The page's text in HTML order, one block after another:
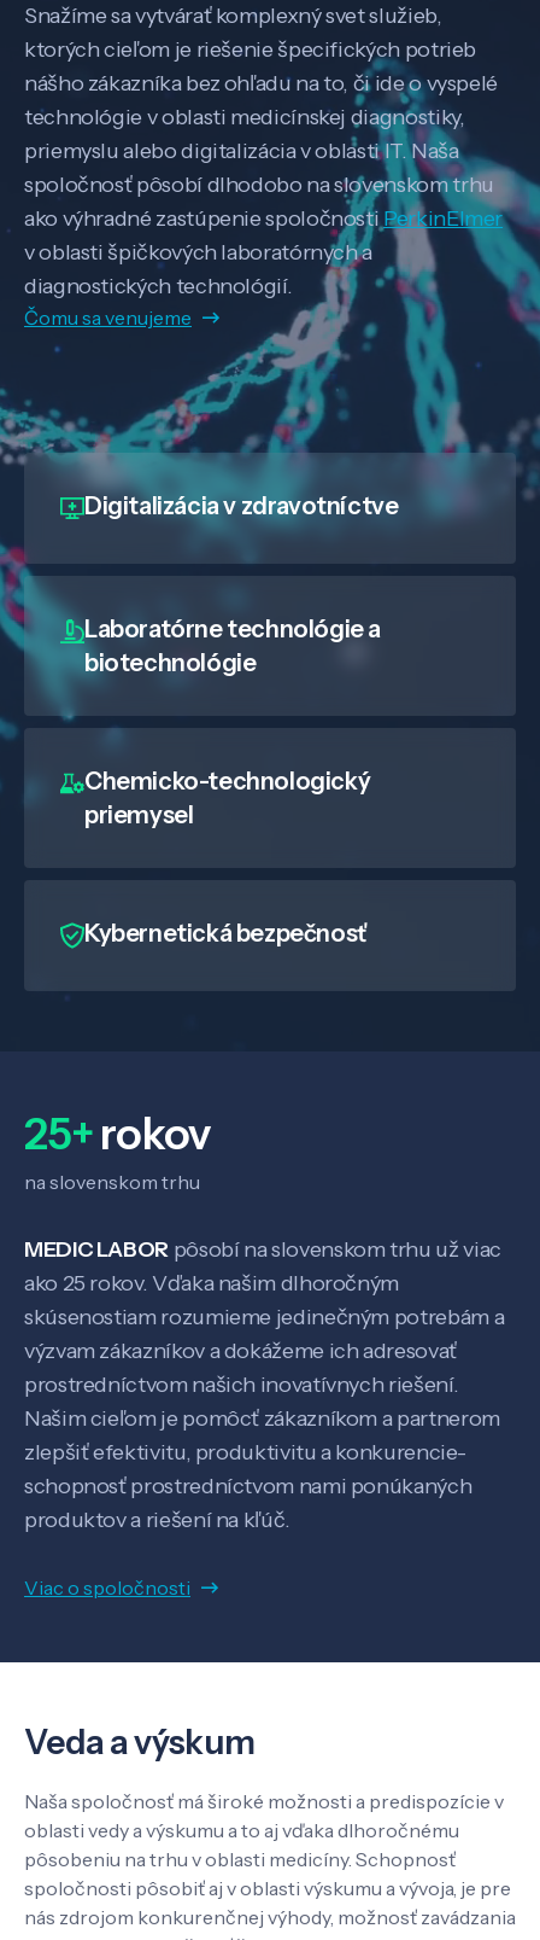
Veda a výskum
Pôsobenie
Know-how
SK EN
Snažíme sa vytvárať komplexný svet služieb,
ktorých cieľom je riešenie špecifických potrieb
nášho zákazníka bez ohľadu na to, či ide o vyspelé
technológie v oblasti medicínskej diagnostiky,
priemyslu alebo digitalizácia v oblasti IT. Naša
spoločnosť pôsobí dlhodobo na slovenskom trhu
ako výhradné zastúpenie spoločnosti PerkinElmer
v oblasti špičkových laboratórnych a
diagnostických technológií.
Čomu sa venujeme
Digitalizáciav zdravotníctve
Laboratórne technológie a
biotechnológie
Chemicko-technologický
priemysel
Kybernetická bezpečnosť
25+rokov
na slovenskom trhu
MEDIC LABOR pôsobí na slovenskom trhu už viac
ako 25 rokov. Vďaka našim dlhoročným
skúsenostiam rozumieme jedinečným potrebám a
výzvam zákazníkov a dokážeme ich adresovať
prostredníctvom našich inovatívnych riešení.
Našim cieľom je pomôcť zákazníkom a partnerom
zlepšiť efektivitu, produktivitu a konkurencie-
schopnosť prostredníctvom nami ponúkaných
produktov a riešení na kľúč.
Viac o spoločnosti
Veda a výskum
Naša spoločnosť má široké možnosti a predispozície v
oblasti vedy a výskumu a to aj vďaka dlhoročnému
pôsobeniu na trhu v oblasti medicíny. Schopnosť
spoločnosti pôsobiť aj v oblasti výskumu a vývoja, je pre
nás zdrojom konkurenčnej výhody, možnosť zavádzania